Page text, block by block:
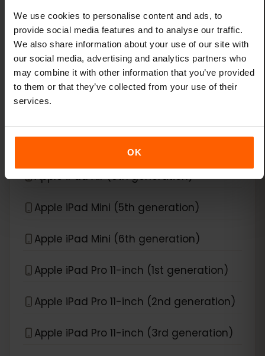
We use cookies to personalise content and ads, to
provide social media features and to analyse our traffic.
We also share information about your use of our site with
our social media, advertising and analytics partners who
may combine it with other information that you’ve provided
to them or that they’ve collected from your use of their
services.
OK
Apple iPad (8th generation)
Apple iPad (9th generation)
Apple iPad Air (3rd generation)
Apple iPad Air (6th generation)
Apple iPad Mini (5th generation)
Apple iPad Mini (6th generation)
Apple iPad Pro 11-inch (1st generation)
Apple iPad Pro 11-inch (2nd generation)
Apple iPad Pro 11-inch (3rd generation)